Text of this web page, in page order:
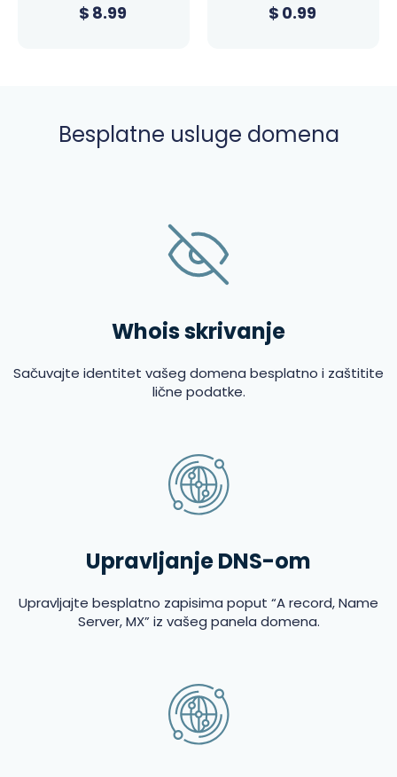
$ 8.99 $ 0.99
Besplatne usluge domena
Whois skrivanje
Sačuvajte identitet vašeg domena besplatno i zaštitite
lične podatke.
Upravljanje DNS-om
Upravljajte besplatno zapisima poput “A record, Name
Server, MX” iz vašeg panela domena.